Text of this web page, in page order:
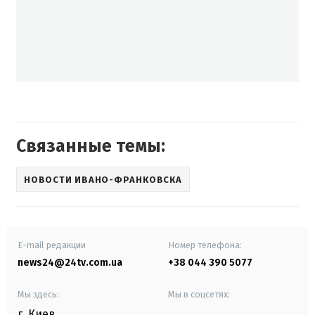
Связанные темы:
НОВОСТИ ИВАНО-ФРАНКОВСКА
E-mail редакции
news24@24tv.com.ua
Номер телефона:
+38 044 390 5077
Мы здесь: Мы в соцсетях: